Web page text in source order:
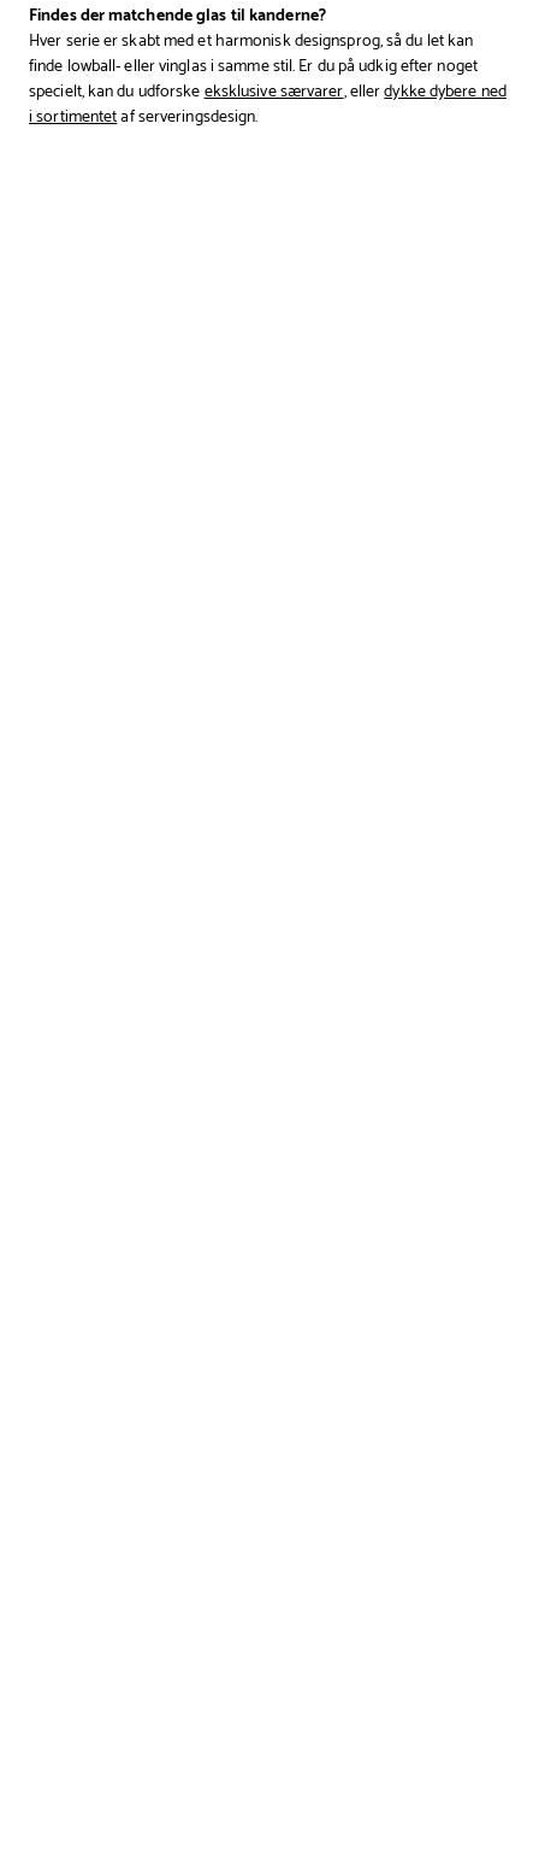
Findes der matchende glas til kanderne?
Hver serie er skabt med et harmonisk designsprog, så du let kan
finde lowball- eller vinglas i samme stil. Er du på udkig efter noget
specielt, kan du udforskeeksklusive særvarer, ellerdykke dybere ned
i sortimentetaf serveringsdesign.